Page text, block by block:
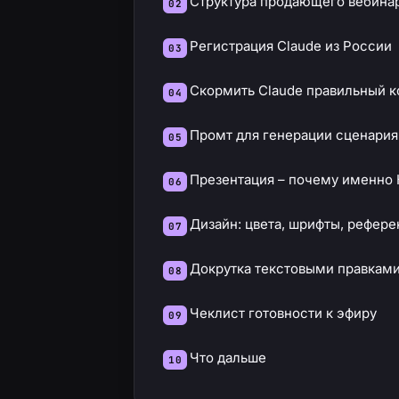
Регистрация Claude из России
Скормить Claude правильный
Промт для генерации сценария
Презентация – почему именно
Дизайн: цвета, шрифты,
Докрутка текстовыми правками
Чеклист готовности к эфиру
Что дальше